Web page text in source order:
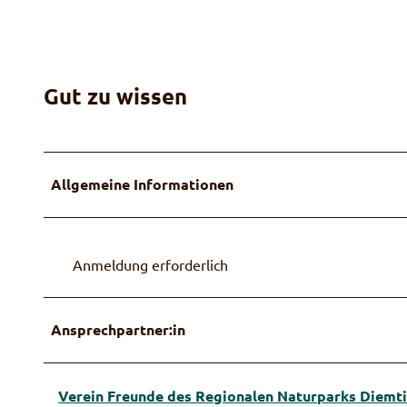
Gut zu wissen
Allgemeine Informationen
Anmeldung erforderlich
Ansprechpartner:in
Verein Freunde des Regionalen Naturparks